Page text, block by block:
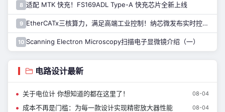
8 适配 MTK 快充！FS169ADL Type-A 快充芯片全新上线
9 EtherCATx三核算力，满足高端工业控制！纳芯微发布实时控制MCU/DSP NS800RTA7系列
10 Scanning Electron Microscopy扫描电子显微镜介绍（一）
电路设计最新
关于电位计 你想知道的都在这里了！ 08-04
成本不再是门槛：为每一款设计实现精密放大器性能 08-04